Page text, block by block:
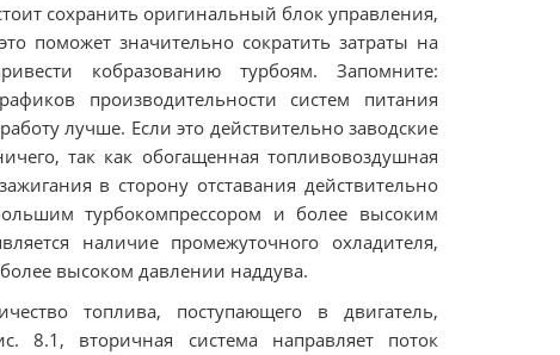
сохранить оригинальный блок управления,
поможет значительно сократить затраты на
кобразованию турбоям. Запомните:
производительности систем питания
лучше. Если это действительно заводские
так как обогащенная топливовоздушная
в сторону отставания действительно
турбокомпрессором и более высоким
наличие промежуточного охладителя,
высоком давлении наддува.
топлива, поступающего в двигатель,
8.1, вторичная система направляет поток